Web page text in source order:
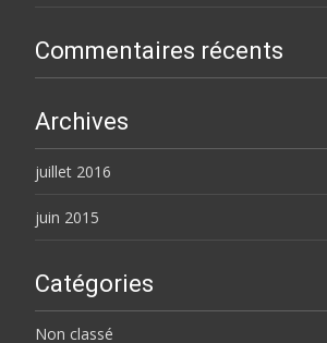
Commentaires récents
Archives
juillet 2016
juin 2015
Catégories
Non classé